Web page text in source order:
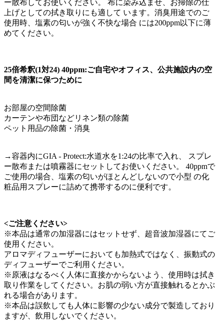
ー散布してお使いください。 布に染み込ませ、お掃除の仕
上げとしての拭き取りにも適して います。消臭用途でのご
使用時、塩素の匂いが強く不快な場合 には200ppm以下に薄
めてください。
25倍希釈(1対24) 40ppm:ご自宅やオフィス、公共施設内の空
間を清潔に保つために
お部屋の空間除菌
カーテンや布団などリネン類の除菌
ペット用品の除菌・消臭
→容器内にGIA - Protect:水道水を1:24の比率で入れ、 スプレ
ー散布または噴霧器にセットしてお使いください。 40ppmで
ご使用の場合、塩素の匂いがほとんどしないので小型 の化
粧品用スプレーに詰めて携帯するのに便利です。
<ご注意ください>
※本品は通常の加湿器にはセットせず、超音波加湿器にてご
使用ください。
アロマディフューザーにおいても加熱式ではなく、振動式の
ディフューザーでご利用ください。
※原液はなるべく人体に直接かからないよう、使用時は拭き
取り作業をしてください。お肌の弱い方が直接触れるとかぶ
れる場合があります。
※本品は誤飲しても人体に影響の少ない成分で製造しており
ますが、飲用しないでください。